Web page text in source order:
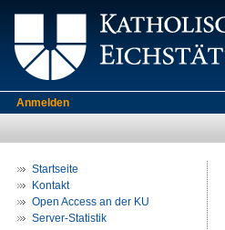
Anmelden
Startseite
Kontakt
Open Access an der KU
Server-Statistik